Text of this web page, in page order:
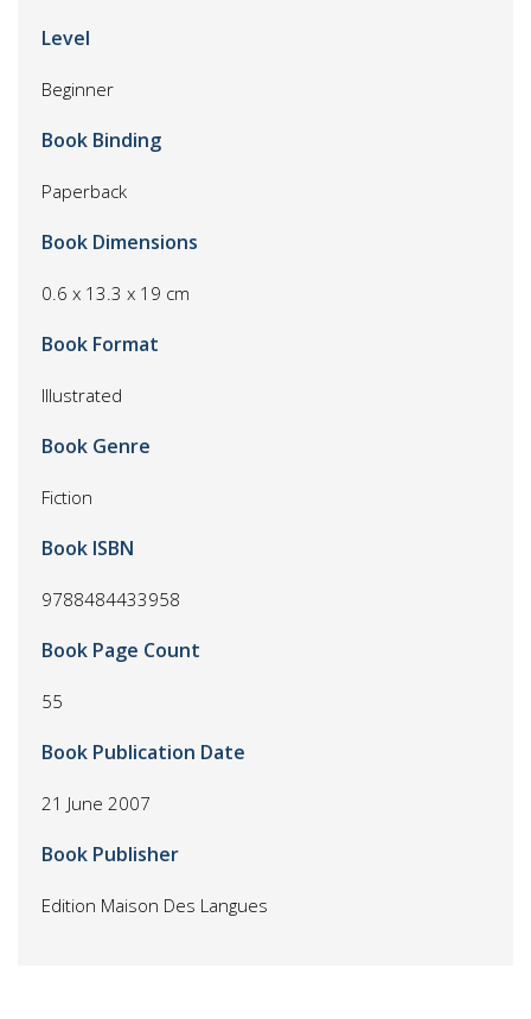
Level
Beginner
Book Binding
Paperback
Book Dimensions
0.6 x 13.3 x 19 cm
Book Format
Illustrated
Book Genre
Fiction
Book ISBN
9788484433958
Book Page Count
55
Book Publication Date
21 June 2007
Book Publisher
Edition Maison Des Langues